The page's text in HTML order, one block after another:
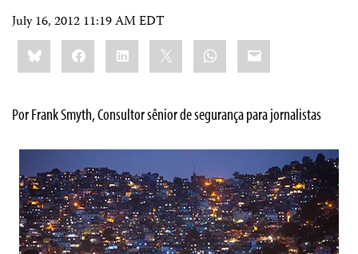
July 16, 2012 11:19 AM EDT
Share
this:BlueskyFacebookLinkedIn WhatsApp
Email
Por Frank Smyth, Consultor sênior de segurança para jornalistas